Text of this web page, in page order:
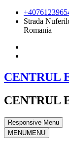
Strada
Romania
CENTRUL
CENTRUL
Responsive Menu
MENUMENU